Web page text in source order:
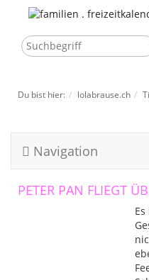
Du bist hier: lolabrause.ch
Navigation
PETER PAN FLIEGT